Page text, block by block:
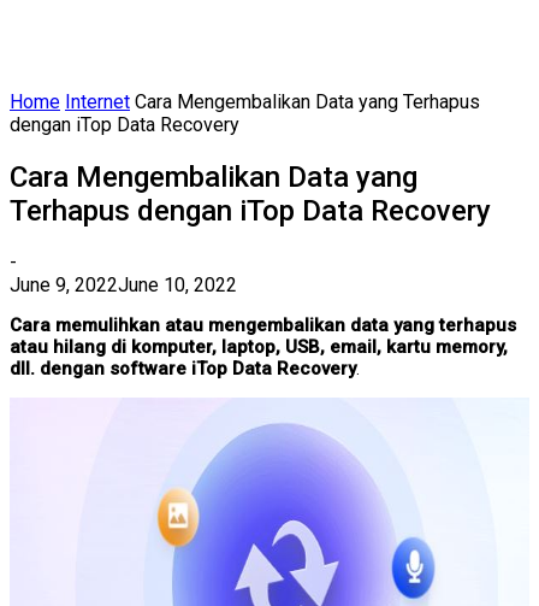
Home Internet Cara Mengembalikan Data yang Terhapus
dengan iTop Data Recovery
Cara Mengembalikan Data yang
Terhapus dengan iTop Data Recovery
-
June 9, 2022June 10, 2022
Cara memulihkan atau mengembalikan data yang terhapus
atau hilang di komputer, laptop, USB, email, kartu memory,
dll. dengan software iTop Data Recovery.